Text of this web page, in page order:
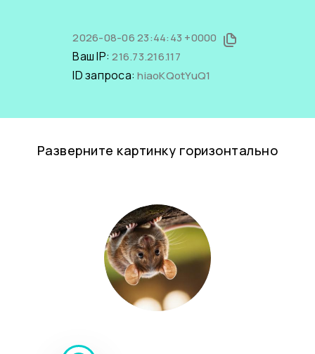
2026-08-06 23:44:43 +0000
Ваш IP:216.73.216.117
ID запроса:hiaoKQotYuQ1
Разверните картинку горизонтально